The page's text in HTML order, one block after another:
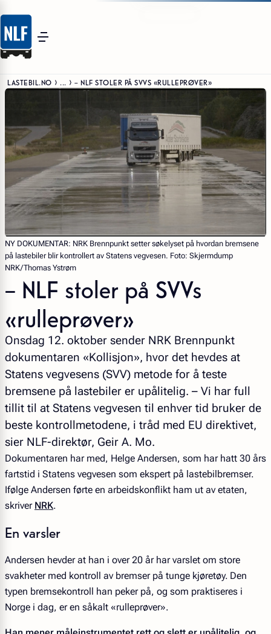
LASTEBIL.NO ... – NLF STOLER PÅ SVVS «RULLEPRØVER»
NY DOKUMENTAR: NRK Brennpunkt setter søkelyset på hvordan bremsene
på lastebiler blir kontrollert av Statens vegvesen. Foto: Skjermdump
NRK/Thomas Ystrøm
– NLF stoler på SVVs
«rulleprøver»
Onsdag 12. oktober sender NRK Brennpunkt
dokumentaren «Kollisjon», hvor det hevdes at
Statens vegvesens (SVV) metode for å teste
bremsene på lastebiler er upålitelig. – Vi har full
tillit til at Statens vegvesen til enhver tid bruker de
beste kontrollmetodene, i tråd med EU direktivet,
sier NLF-direktør, Geir A. Mo.
Dokumentaren har med, Helge Andersen, som har hatt 30 års
fartstid i Statens vegvesen som ekspert på lastebilbremser.
Ifølge Andersen førte en arbeidskonflikt ham ut av etaten,
skriver NRK.
En varsler
Andersen hevder at han i over 20 år har varslet om store
svakheter med kontroll av bremser på tunge kjøretøy. Den
typen bremsekontroll han peker på, og som praktiseres i
Norge i dag, er en såkalt «rulleprøver».